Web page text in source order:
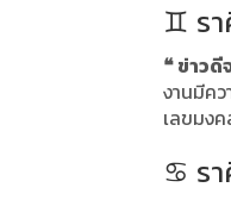
♊ ร
❝ ข่าวดี
งานมีค
เลขมง
♋ ร